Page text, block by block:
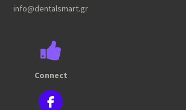
info@dentalsmart.gr
Connect
F